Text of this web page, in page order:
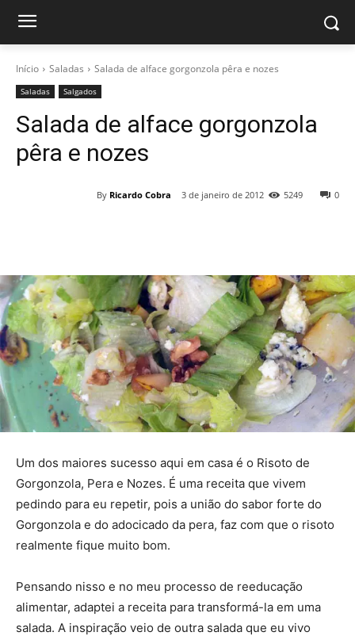
Início Saladas Salada de alface gorgonzola pêra e nozes
Saladas Salgados
Salada de alface gorgonzola
pêra e nozes
By Ricardo Cobra 3 de janeiro de 2012 0
5249
Um dos maiores sucesso aqui em casa é o Risoto de
Gorgonzola, Pera e Nozes. É uma receita que vivem
pedindo para eu repetir, pois a união do sabor forte do
Gorgonzola e do adocicado da pera, faz com que o risoto
realmente fique muito bom.
Pensando nisso e no meu processo de reeducação
alimentar, adaptei a receita para transformá-la em uma
salada. A inspiração veio de outra salada que eu vivo